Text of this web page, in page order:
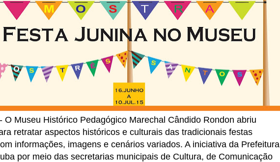
O Museu Histórico Pedagógico Marechal Cândido Rondon abriu
retratar aspectos históricos e culturais das tradicionais festas
informações, imagens e cenários variados. A iniciativa da Prefeitura
por meio das secretarias municipais de Cultura, de Comunicação